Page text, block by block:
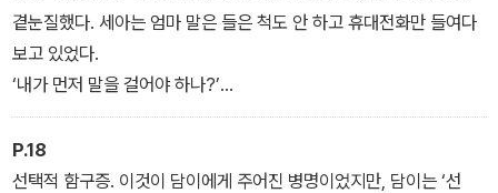
곁눈질했다. 세아는 엄마 말은 들은 척도 안 하고 휴대전화만 들여다
보고 있었다.
‘내가 먼저 말을 걸어야 하나?’
아까 차에 탈 때 인사를 주고받은 것 말고는 아직 세아와 한마디도 안
했다. 입안에서는 어젯밤부터 생각해 둔 말들이 맴돌았다.
‘진짜 덥지 않니? 방학 때 어디 놀러 가? 어제 티브이에서 그거 봤
P.18
선택적 함구증. 이것이 담이에게 주어진 병명이었지만, 담이는 ‘선